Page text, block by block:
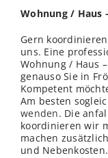
Wohnung / Haus
Gern
uns. Eine
Wohnung / Haus
genauso Sie in
Kompetent
Am besten
wenden. Die
koordinieren wir
machen
und Nebenkosten.